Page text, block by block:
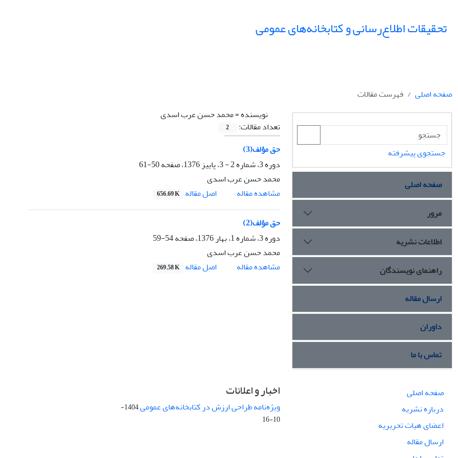
تحقیقات اطلاع‌رسانی و کتابخانه‌های عمومی
صفحه اصلی
فهرست مقالات
نویسنده =محمد حسن عرب اسدی
تعداد مقالات:
2
حق مؤلف(3)
دوره 3، شماره 2 - 3، پاییز 1376، صفحه
50-61
محمد حسن عرب اسدی
مشاهده مقاله
اصل مقاله 656.69 K
حق مؤلف(2)
دوره 3، شماره 1، بهار 1376، صفحه
54-59
محمد حسن عرب اسدی
مشاهده مقاله
اصل مقاله 269.58 K
جستجوی پیشرفته
صفحه اصلی
مرور
اطلاعات نشریه
راهنمای نویسندگان
ارسال مقاله
داوران
تماس با ما
صفحه اصلی
درباره نشریه
اعضای هیات تحریریه
ارسال مقاله
اخبار و اعلانات
ویژه‌نامه طراحی ارزش در کتابخانه‌های عمومی
1404-
10-16